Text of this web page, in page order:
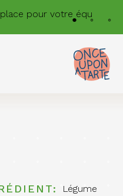
pour votre équipe
Légume